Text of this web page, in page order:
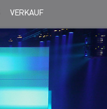
VERKAUF